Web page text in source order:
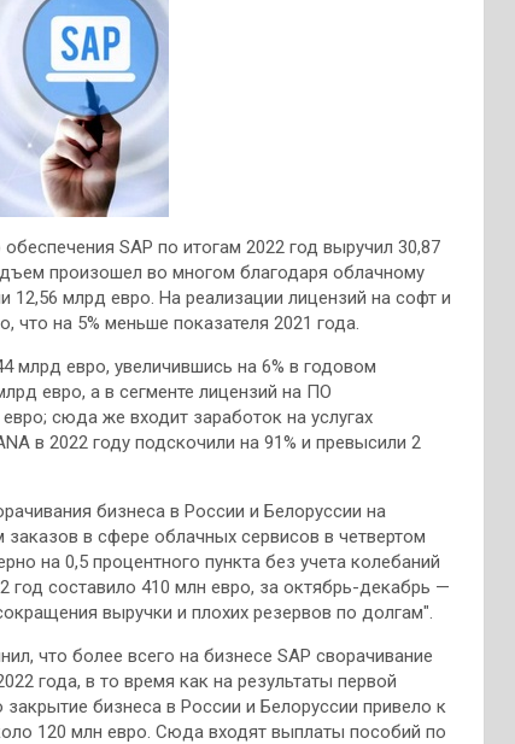
SAP по итогам 2022 год выручил 30,87
произошел во многом благодаря облачному
12,56 млрд евро. На реализации лицензий на софт и
что на 5% меньше показателя 2021 года.
млрд евро, увеличившись на 6% в годовом
евро, а в сегменте лицензий на ПО
сюда же входит заработок на услугах
в 2022 году подскочили на 91% и превысили 2
бизнеса в России и Белоруссии на
в сфере облачных сервисов в четвертом
на 0,5 процентного пункта без учета колебаний
год составило 410 млн евро, за октябрь-декабрь —
выручки и плохих резервов по долгам".
что более всего на бизнесе SAP сворачивание
года, в то время как на результаты первой
бизнеса в России и Белоруссии привело к
120 млн евро. Сюда входят выплаты пособий по